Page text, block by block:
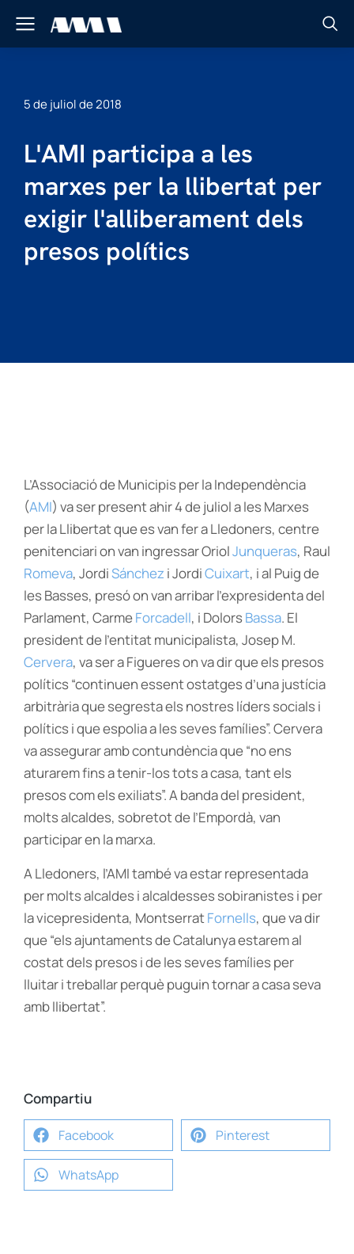
5 de juliol de 2018
L'AMI participa a les
marxes per la llibertat per
exigir l'alliberament dels
presos polítics
L’Associació de Municipis per la Independència
(AMI) va ser present ahir 4 de juliol a les Marxes
per la Llibertat que es van fer a Lledoners, centre
penitenciari on van ingressar OriolJunqueras, Raul
Romeva, JordiSánchez i JordiCuixart, i al Puig de
les Basses, presó on van arribar l’expresidenta del
Parlament, CarmeForcadell, i DolorsBassa. El
president de l’entitat municipalista, Josep M.
Cervera, va ser a Figueres on va dir que els presos
polítics “continuen essent ostatges d’una justícia
arbitrària que segresta els nostres líders socials i
polítics i que espolia a les seves famílies”. Cervera
va assegurar amb contundència que “no ens
aturarem fins a tenir-los tots a casa, tant els
presos com els exiliats”. A banda del president,
molts alcaldes, sobretot de l’Empordà, van
participar en la marxa.
A Lledoners, l’AMI també va estar representada
per molts alcaldes i alcaldesses sobiranistes i per
la vicepresidenta, MontserratFornells, que va dir
que “els ajuntaments de Catalunya estarem al
costat dels presos i de les seves famílies per
lluitar i treballar perquè puguin tornar a casa seva
amb llibertat”.
Compartiu
Facebook Pinterest
WhatsApp